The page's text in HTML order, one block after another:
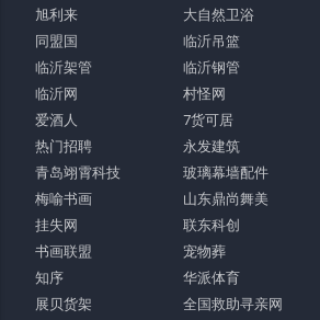
旭利来
大自然卫浴
同盟国
临沂吊篮
临沂架管
临沂钢管
临沂网
村怪网
爱酒人
7货可居
热门招聘
永发建筑
青岛翊霄科技
玻璃幕墙配件
梅喻书画
山东鼎尚舞美
挂失网
联东科创
书画联盟
宠物葬
知序
华派体育
展贝货架
全国救助寻亲网